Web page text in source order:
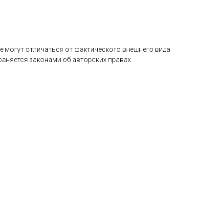
отличаться от фактического внешнего вида
законами об авторских правах.